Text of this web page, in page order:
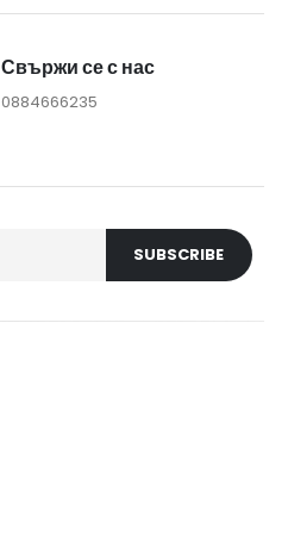
Свържи се с нас
0884666235